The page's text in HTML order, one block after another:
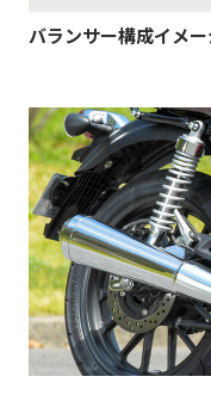
バランサー構成イメ